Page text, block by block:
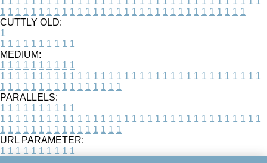
1 1 1 1 1 1 1 1 1 1 1 1 1 1 1 1 1 1 1 1 1 1 1 1 1 1 1 1 1 1 1 1
CUTTLY OLD:
1
1 1 1 1 1 1 1 1 1 1
MEDIUM:
1 1 1 1 1 1 1 1 1 1
1 1 1 1 1 1 1 1 1 1 1 1 1 1 1 1 1 1 1 1 1 1 1 1 1 1 1 1 1 1 1 1 1 1
1 1 1 1 1 1 1 1 1 1 1 1 1 1 1 1
PARALLELS:
1 1 1 1 1 1 1 1 1 1
1 1 1 1 1 1 1 1 1 1 1 1 1 1 1 1 1 1 1 1 1 1 1 1 1 1 1 1 1 1 1 1 1 1
1 1 1 1 1 1 1 1 1 1 1 1 1 1 1 1
URL PARAMETER:
1 1 1 1 1 1 1 1 1 1